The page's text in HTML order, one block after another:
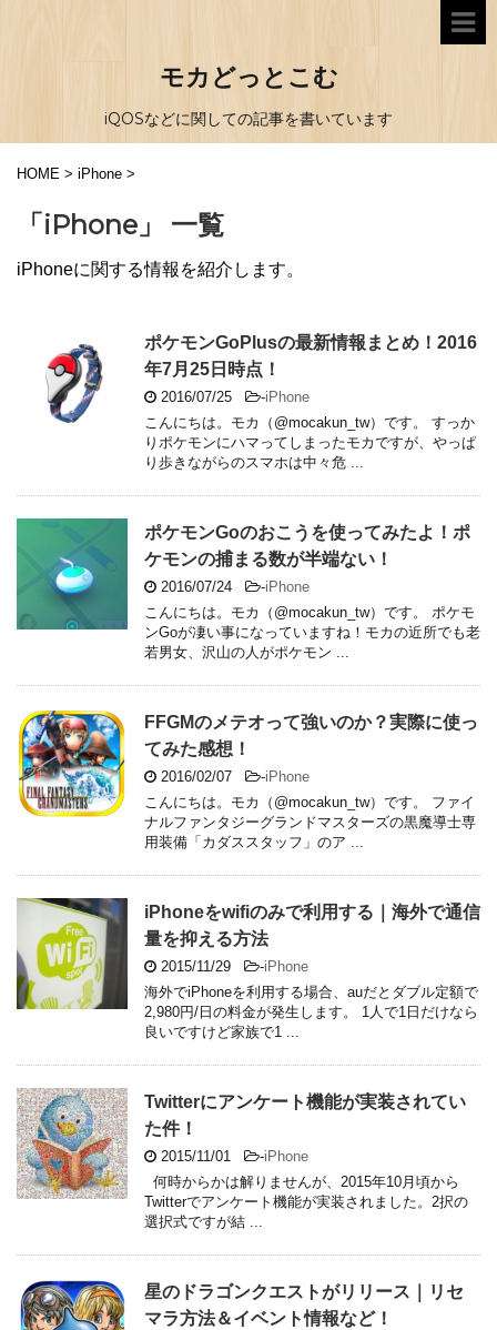
モカどっとこむ
iQOSなどに関しての記事を書いています
HOME > iPhone >
「iPhone」 一覧
iPhoneに関する情報を紹介します。
ポケモンGoPlusの最新情報まとめ！2016
年7月25日時点！
2016/07/25 -iPhone
こんにちは。モカ（@mocakun_tw）です。 すっか
りポケモンにハマってしまったモカですが、やっぱ
り歩きながらのスマホは中々危 ...
ポケモンGoのおこうを使ってみたよ！ポ
ケモンの捕まる数が半端ない！
2016/07/24 -iPhone
こんにちは。モカ（@mocakun_tw）です。 ポケモ
ンGoが凄い事になっていますね！モカの近所でも老
若男女、沢山の人がポケモン ...
FFGMのメテオって強いのか？実際に使っ
てみた感想！
2016/02/07 -iPhone
こんにちは。モカ（@mocakun_tw）です。 ファイ
ナルファンタジーグランドマスターズの黒魔導士専
用装備「カダススタッフ」のア ...
iPhoneをwifiのみで利用する｜海外で通信
量を抑える方法
2015/11/29 -iPhone
海外でiPhoneを利用する場合、auだとダブル定額で
2,980円/日の料金が発生します。 1人で1日だけなら
良いですけど家族で1 ...
Twitterにアンケート機能が実装されてい
た件！
2015/11/01 -iPhone
何時からかは解りませんが、2015年10月頃から
Twitterでアンケート機能が実装されました。2択の
選択式ですが結 ...
星のドラゴンクエストがリリース｜リセ
マラ方法＆イベント情報など！